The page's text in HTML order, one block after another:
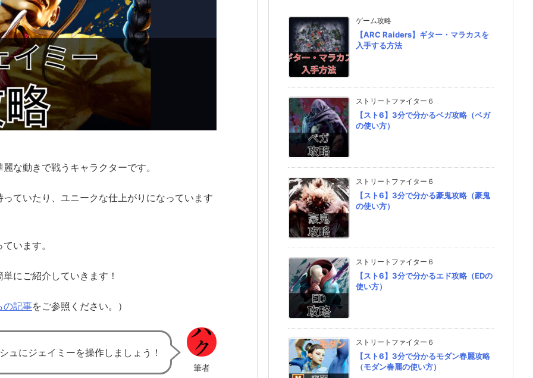
な動きで戦うキャラクターです。
ていたり、ユニークな仕上がりになっています
います。
にご紹介していきます！
の記事をご参照ください。）
筆者
ュにジェイミーを操作しましょう！
ゲーム攻略
【ARC Raiders】ギター・マラカスを
入手する方法
ストリートファイター６
【スト6】3分で分かるベガ攻略（ベガ
の使い方）
ストリートファイター６
【スト6】3分で分かる豪鬼攻略（豪鬼
の使い方）
ストリートファイター６
【スト6】3分で分かるエド攻略（EDの
使い方）
ストリートファイター６
【スト6】3分で分かるモダン春麗攻略
（モダン春麗の使い方）